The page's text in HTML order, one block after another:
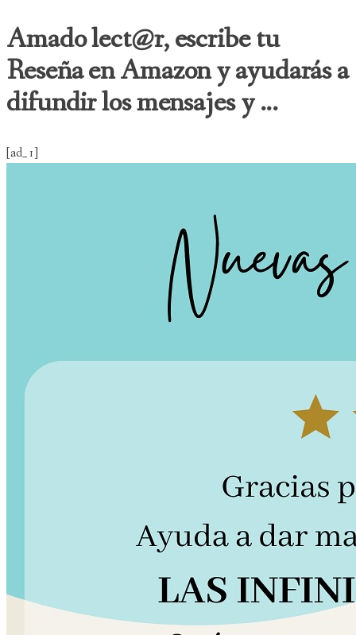
Amado lect@r, escribe tu
Reseña en Amazon y ayudarás a
difundir los mensajes y ...
[ad_1]